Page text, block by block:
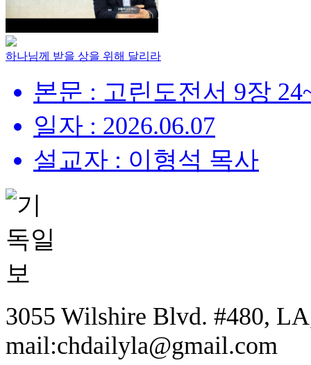
하나님께 받을 상을 위해 달리라
본문 : 고린도전서 9장
일자 : 2026.06.07
설교자 : 이형석 목사
3055 Wilshire Blvd. #480,
mail:chdailyla@gmail.com